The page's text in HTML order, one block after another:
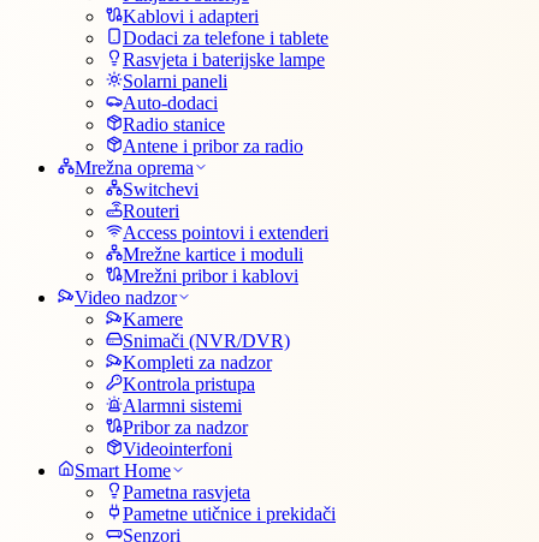
Kablovi i adapteri
Dodaci za telefone i tablete
Rasvjeta i baterijske lampe
Solarni paneli
Auto-dodaci
Radio stanice
Antene i pribor za radio
Mrežna oprema
Switchevi
Routeri
Access pointovi i extenderi
Mrežne kartice i moduli
Mrežni pribor i kablovi
Video nadzor
Kamere
Snimači (NVR/DVR)
Kompleti za nadzor
Kontrola pristupa
Alarmni sistemi
Pribor za nadzor
Videointerfoni
Smart Home
Pametna rasvjeta
Pametne utičnice i prekidači
Senzori